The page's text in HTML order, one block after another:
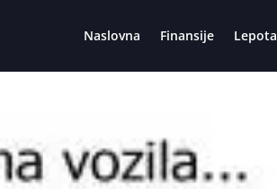
Naslovna Finansije